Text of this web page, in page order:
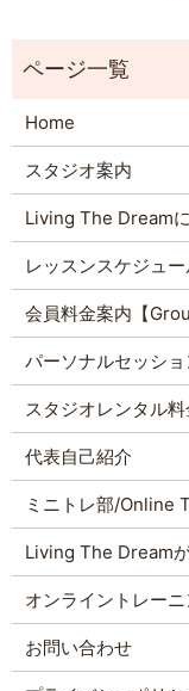
Home
スタジオ案内
Living The Dream
レッスンスケジュー
会員料金案内【
パーソナルセッシ
スタジオレンタル
代表自己紹介
ミニトレ部/Online
Living The Dream
オンライントレー
お問い合わせ